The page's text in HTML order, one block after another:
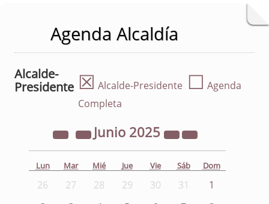
Agenda Alcaldía
Alcalde-
Presidente ☒ Alcalde-Presidente ☐ Agenda
Completa
Junio 2025
Lun Mar Mié Jue Vie Sáb Dom
26 27 28 29 30 31
1